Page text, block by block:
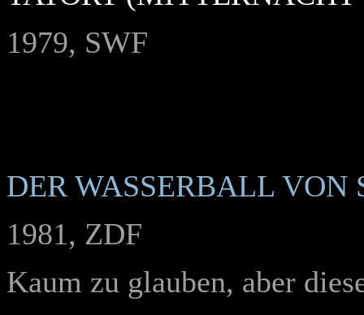
1979, SWF
DER WASSERBALL VON
1981, ZDF
Kaum zu glauben, aber